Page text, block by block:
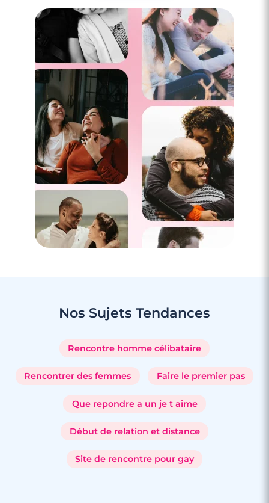
Nos Sujets Tendances
Rencontre homme célibataire
Rencontrer des femmes Faire le premier pas
Que repondre a un je t aime
Début de relation et distance
Site de rencontre pour gay